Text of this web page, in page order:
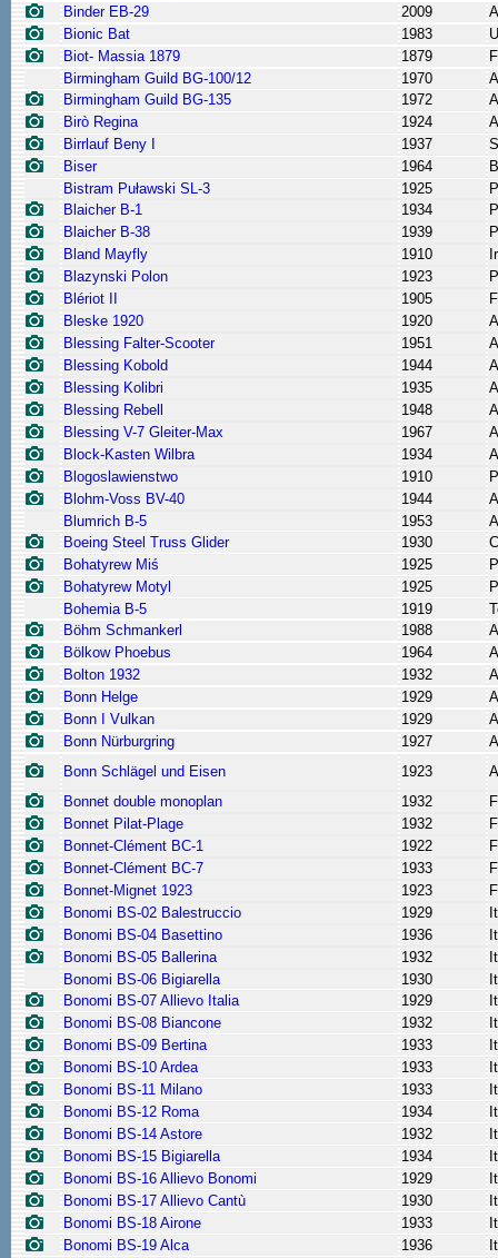
Binder EB-29
2009
Bionic Bat
1983
Biot- Massia 1879
1879
Birmingham Guild BG-100/12
1970
Birmingham Guild BG-135
1972
Birò Regina
1924
Birrlauf Beny I
1937
Biser
1964
Bistram Puławski SL-3
1925
Blaicher B-1
1934
Blaicher B-38
1939
Bland Mayfly
1910
Blazynski Polon
1923
Blériot II
1905
Bleske 1920
1920
Blessing Falter-Scooter
1951
Blessing Kobold
1944
Blessing Kolibri
1935
Blessing Rebell
1948
Blessing V-7 Gleiter-Max
1967
Block-Kasten Wilbra
1934
Blogoslawienstwo
1910
Blohm-Voss BV-40
1944
Blumrich B-5
1953
Boeing Steel Truss Glider
1930
Bohatyrew Miś
1925
Bohatyrew Motyl
1925
Bohemia B-5
1919
Böhm Schmankerl
1988
Bölkow Phoebus
1964
Bolton 1932
1932
Bonn Helge
1929
Bonn I Vulkan
1929
Bonn Nürburgring
1927
Bonn Schlägel und Eisen
1923
Bonnet double monoplan
1932
Bonnet Pilat-Plage
1932
Bonnet-Clément BC-1
1922
Bonnet-Clément BC-7
1933
Bonnet-Mignet 1923
1923
Bonomi BS-02 Balestruccio
1929
Bonomi BS-04 Basettino
1936
Bonomi BS-05 Ballerina
1932
Bonomi BS-06 Bigiarella
1930
Bonomi BS-07 Allievo Italia
1929
Bonomi BS-08 Biancone
1932
Bonomi BS-09 Bertina
1933
Bonomi BS-10 Ardea
1933
Bonomi BS-11 Milano
1933
Bonomi BS-12 Roma
1934
Bonomi BS-14 Astore
1932
Bonomi BS-15 Bigiarella
1934
Bonomi BS-16 Allievo Bonomi
1929
Bonomi BS-17 Allievo Cantù
1930
Bonomi BS-18 Airone
1933
Bonomi BS-19 Alca
1936